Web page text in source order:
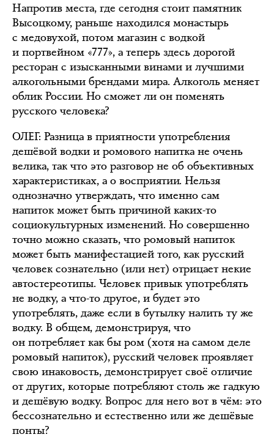
Напротив места, где сегодня стоит памятник
Высоцкому, раньше находился монастырь
с медовухой, потом магазин с водкой
и портвейном «777», а теперь здесь дорогой
ресторан с изысканными винами и лучшими
алкогольными брендами мира. Алкоголь меняет
облик России. Но сможет ли он поменять
русского человека?
ОЛЕГ: Разница в приятности употребления
дешёвой водки и ромового напитка не очень
велика, так что это разговор не об объективных
характеристиках, а о восприятии. Нельзя
однозначно утверждать, что именно сам
напиток может быть причиной каких-то
социокультурных изменений. Но совершенно
точно можно сказать, что ромовый напиток
может быть манифестацией того, как русский
человек сознательно (или нет) отрицает некие
автостереотипы. Человек привык употреблять
не водку, а что-то другое, и будет это
употреблять, даже если в бутылку налить ту же
водку. В общем, демонстрируя, что
он потребляет как бы ром (хотя на самом деле
ромовый напиток), русский человек проявляет
свою инаковость, демонстрирует своё отличие
от других, которые потребляют столь же гадкую
и дешёвую водку. Вопрос для него вот в чём: это
бессознательно и естественно или же дешёвые
понты?